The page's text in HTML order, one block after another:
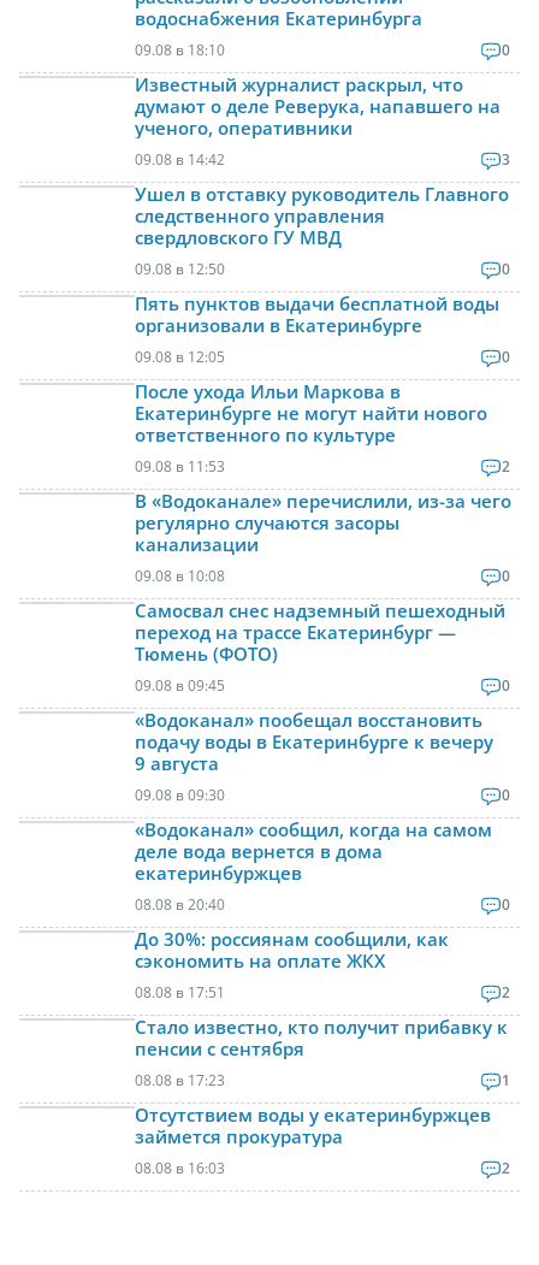
водоснабжения Екатеринбурга
09.08 в 18:10 0
Известный журналист раскрыл, что
думают о деле Реверука, напавшего на
ученого, оперативники
09.08 в 14:42 3
Ушел в отставку руководитель Главного
следственного управления
свердловского ГУ МВД
09.08 в 12:50 0
Пять пунктов выдачи бесплатной воды
организовали в Екатеринбурге
09.08 в 12:05 0
После ухода Ильи Маркова в
Екатеринбурге не могут найти нового
ответственного по культуре
09.08 в 11:53 2
В «Водоканале» перечислили, из-за чего
регулярно случаются засоры
канализации
09.08 в 10:08 0
Самосвал снес надземный пешеходный
переход на трассе Екатеринбург —
Тюмень (ФОТО)
09.08 в 09:45 0
«Водоканал» пообещал восстановить
подачу воды в Екатеринбурге к вечеру
9 августа
09.08 в 09:30 0
«Водоканал» сообщил, когда на самом
деле вода вернется в дома
екатеринбуржцев
08.08 в 20:40 0
До 30%: россиянам сообщили, как
сэкономить на оплате ЖКХ
08.08 в 17:51 2
Стало известно, кто получит прибавку к
пенсии с сентября
08.08 в 17:23 1
Отсутствием воды у екатеринбуржцев
займется прокуратура
08.08 в 16:03 2